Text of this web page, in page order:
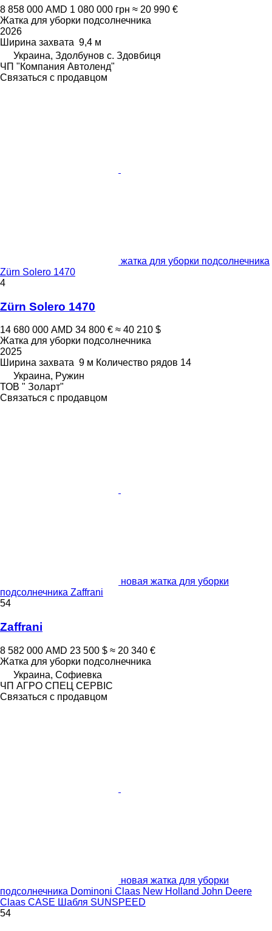
8 858 000 AMD 1 080 000 грн ≈ 20 990 €
Жатка для уборки подсолнечника
2026
Ширина захвата 9,4 м
Украина, Здолбунов с. Здовбиця
ЧП "Компания Автоленд"
Связаться с продавцом
жатка для уборки подсолнечника
Zürn Solero 1470
4
Zürn Solero 1470
14 680 000 AMD 34 800 € ≈ 40 210 $
Жатка для уборки подсолнечника
2025
Ширина захвата 9 м Количество рядов 14
Украина, Ружин
ТОВ " Золарт"
Связаться с продавцом
новая жатка для уборки
подсолнечника Zaffrani
54
Zaffrani
8 582 000 AMD 23 500 $ ≈ 20 340 €
Жатка для уборки подсолнечника
Украина, Софиевка
ЧП АГРО СПЕЦ СЕРВІС
Связаться с продавцом
новая жатка для уборки
подсолнечника Dominoni Claas New Holland John Deere
Claas CASE Шабля SUNSPEED
54